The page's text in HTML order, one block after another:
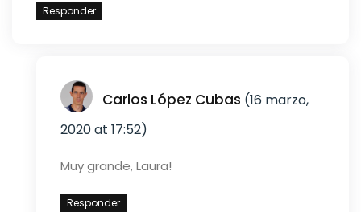
Responder
Carlos López Cubas (16 marzo,
2020 at 17:52)
Muy grande, Laura!
Responder